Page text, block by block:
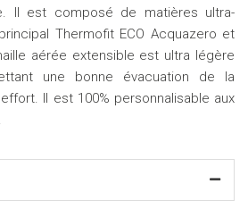
Il est composé de matières ultra-
Thermofit ECO Acquazero et
aérée extensible est ultra légère
une bonne évacuation de la
Il est 100% personnalisable aux